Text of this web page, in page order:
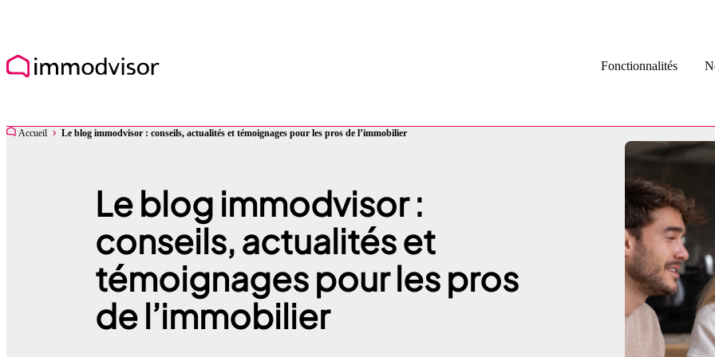
Fonctionnalités
Diffusion
Accueil Le blog immodvisor : conseils, actualités et témoignages pour les pros de l’immobilier
Le blog immodvisor :
conseils, actualités et
témoignages pour les pros
de l’immobilier